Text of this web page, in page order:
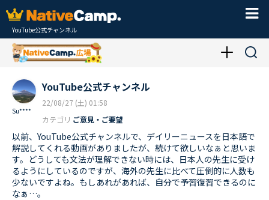
YouTube公式チャンネル
Su****
YouTube公式チャンネル
22/08/27 (土) 01:58
カテゴリ ご意見・ご要望
以前、YouTube公式チャンネルで、デイリーニュースを日本語で
解説してくれる動画がありましたが、続けて欲しいなぁと思いま
す。どうしても文法が理解できない時には、日本人の先生に受け
るようにしているのですが、海外の先生に比べて圧倒的に人数も
少ないですよね。もしあれがあれば、自分で予習復習できるのに
なぁ…。